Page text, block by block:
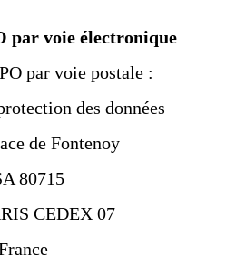
par voie électronique
par voie postale :
des données
de Fontenoy
80715
CEDEX 07